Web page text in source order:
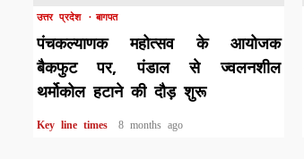
उत्तर प्रदेश बागपत
पंचकल्याणक महोत्सव के आयोजक
बैकफुट पर, पंडाल से ज्वलनशील
थर्मोकोल हटाने की दौड़ शुरू
Key line times 8 months ago